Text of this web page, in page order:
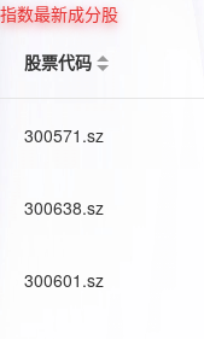
指数最新成分股
股票代码
300571.sz
300638.sz
300601.sz